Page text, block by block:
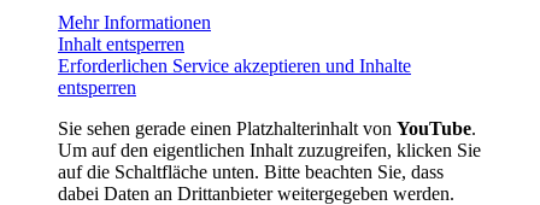
Mehr Informationen
Inhalt entsperren
Erforderlichen Service akzeptieren und Inhalte
entsperren
Sie sehen gerade einen Platzhalterinhalt von YouTube.
Um auf den eigentlichen Inhalt zuzugreifen, klicken Sie
auf die Schaltfläche unten. Bitte beachten Sie, dass
dabei Daten an Drittanbieter weitergegeben werden.